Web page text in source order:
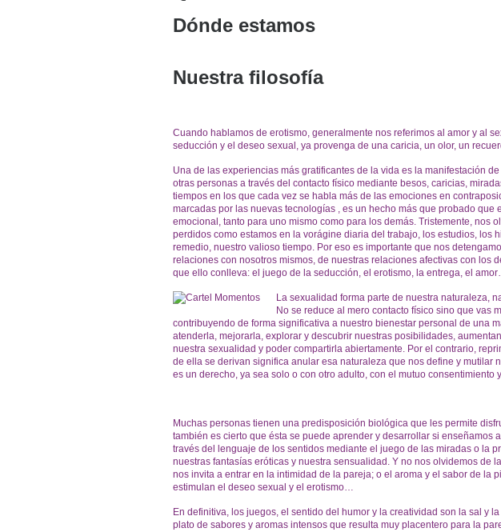
Dónde estamos
Nuestra filosofía
Cuando hablamos de erotismo, generalmente nos referimos al amor y al
seducción y el deseo sexual, ya provenga de una caricia, un olor, un
Una de las experiencias más gratificantes de la vida es la manifestación
otras personas a través del contacto físico mediante besos, caricias,
tiempos en los que cada vez se habla más de las emociones en
marcadas por las nuevas tecnologías , es un hecho más que probado que
emocional, tanto para uno mismo como para los demás. Tristemente, nos
perdidos como estamos en la vorágine diaria del trabajo, los estudios, los
remedio, nuestro valioso tiempo. Por eso es importante que nos
relaciones con nosotros mismos, de nuestras relaciones afectivas con los
que ello conlleva: el juego de la seducción, el erotismo, la entrega, el
La sexualidad forma parte de nuestra naturaleza,
No se reduce al mero contacto físico sino que vas
contribuyendo de forma significativa a nuestro bienestar personal de una
atenderla, mejorarla, explorar y descubrir nuestras posibilidades,
nuestra sexualidad y poder compartirla abiertamente. Por el contrario,
de ella se derivan significa anular esa naturaleza que nos define y mutilar
es un derecho, ya sea solo o con otro adulto, con el mutuo
Muchas personas tienen una predisposición biológica que les permite
también es cierto que ésta se puede aprender y desarrollar si enseñamos
través del lenguaje de los sentidos mediante el juego de las miradas o la
nuestras fantasías eróticas y nuestra sensualidad. Y no nos olvidemos de
nos invita a entrar en la intimidad de la pareja; o el aroma y el sabor de la
estimulan el deseo sexual y el erotismo…
En definitiva, los juegos, el sentido del humor y la creatividad son la sal y
plato de sabores y aromas intensos que resulta muy placentero para la